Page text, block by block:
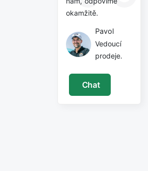
okamžitě.
Pavol
Vedoucí
prodeje.
Chat